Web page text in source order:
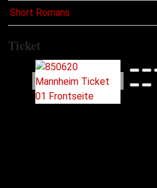
Short Romans
Ticket